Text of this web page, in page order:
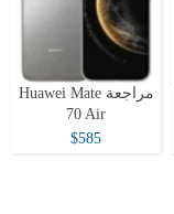
مراجعة Huawei Mate
70 Air
$585